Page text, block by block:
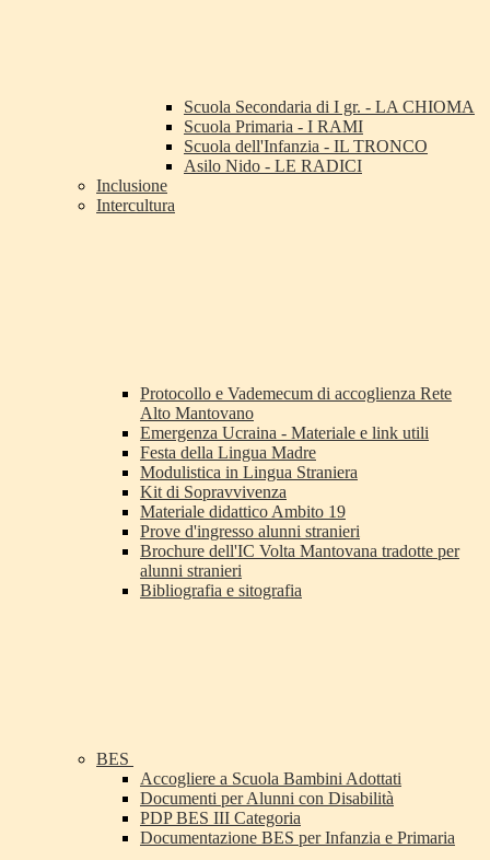
Scuola Secondaria di I gr. - LA CHIOMA
Scuola Primaria - I RAMI
Scuola dell'Infanzia - IL TRONCO
Asilo Nido - LE RADICI
Inclusione
Intercultura
Protocollo e Vademecum di accoglienza Rete
Alto Mantovano
Emergenza Ucraina - Materiale e link utili
Festa della Lingua Madre
Modulistica in Lingua Straniera
Kit di Sopravvivenza
Materiale didattico Ambito 19
Prove d'ingresso alunni stranieri
Brochure dell'IC Volta Mantovana tradotte per
alunni stranieri
Bibliografia e sitografia
BES
Accogliere a Scuola Bambini Adottati
Documenti per Alunni con Disabilità
PDP BES III Categoria
Documentazione BES per Infanzia e Primaria